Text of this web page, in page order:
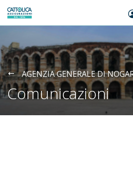
Generali logo
AGENZIA GENERALE DI
Comunicazioni